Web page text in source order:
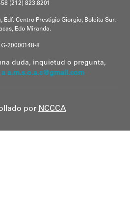
(212) 823.8201
Edf. Centro Prestigio Giorgio, Boleita Sur.
Edo Miranda.
G-20000148-8
duda, inquietud o pregunta,
a a.m.s.o.a.c@gmail.com
por NCCCA